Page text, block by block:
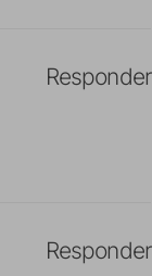
Responder
Responder